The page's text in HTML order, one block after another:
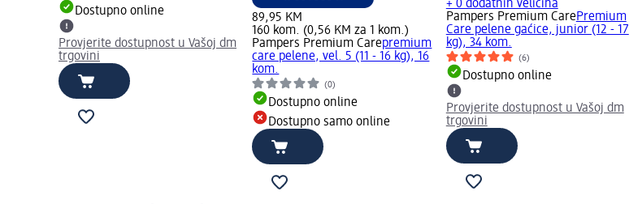
Dostupno online
Provjerite dostupnost u Vašoj dm
trgovini
89,95 KM
160 kom. (0,56 KM za 1 kom.)
Pampers Premium Carepremium
care pelene, vel. 5 (11 - 16 kg), 16
kom.
(0)
Dostupno online
Dostupno samo online
+ 0 dodatnih veličina
Pampers Premium CarePremium
Care pelene gaćice, junior (12 - 17
kg), 34 kom.
(6)
Dostupno online
Provjerite dostupnost u Vašoj dm
trgovini